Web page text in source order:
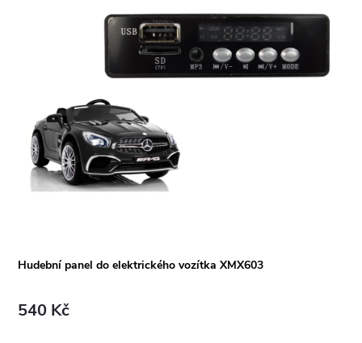
Hudební panel do elektrického vozítka XMX603
540 Kč